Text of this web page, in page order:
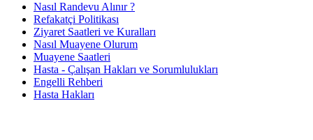
Nasıl Randevu Alınır ?
Refakatçi Politikası
Ziyaret Saatleri ve Kuralları
Nasıl Muayene Olurum
Muayene Saatleri
Hasta - Çalışan Hakları ve Sorumlulukları
Engelli Rehberi
Hasta Hakları